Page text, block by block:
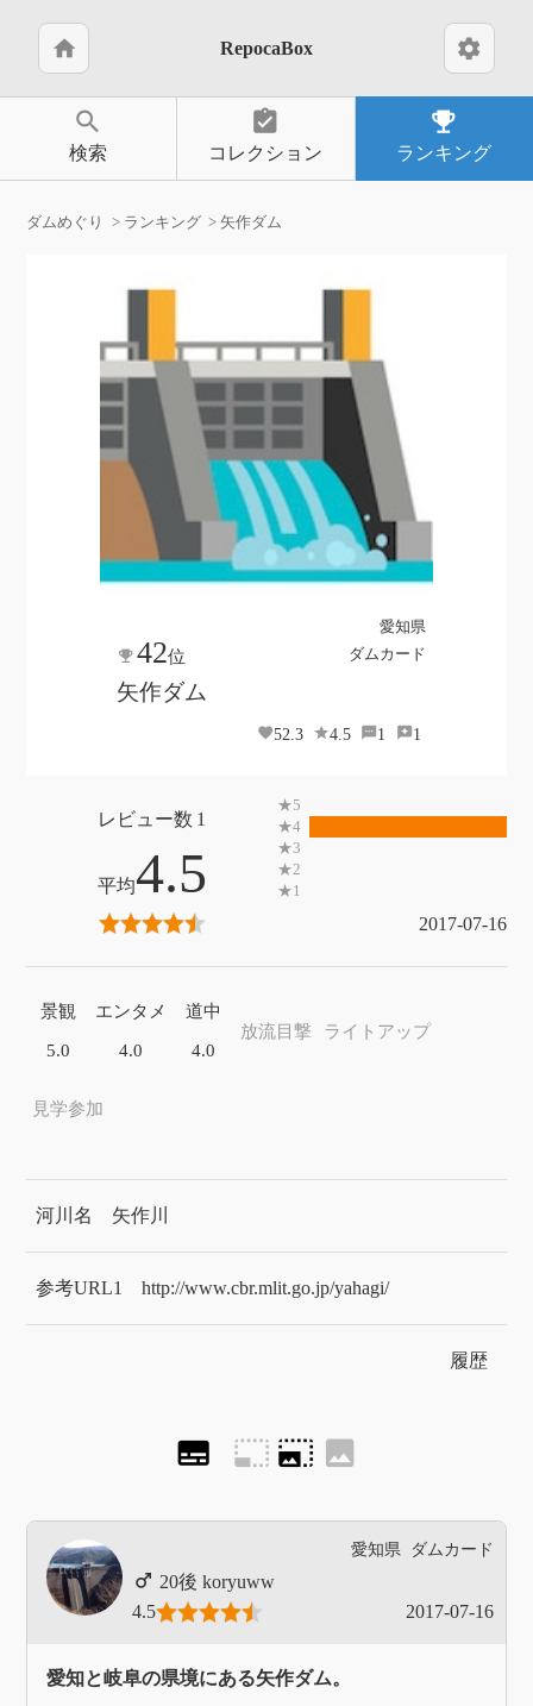
home RepocaBox settings
search
検索
assignment_turned_in
コレクション
emoji_events
ランキング
ダムめぐり ランキング 矢作ダム
愛知県
ダムカード
42位
矢作ダム
52.3 4.5 1 1
1
4.5
2017-07-16
景観
5.0
エンタメ
4.0
道中
4.0
放流目撃 ライトアップ
見学参加
河川名 矢作川
参考URL1 http://www.cbr.mlit.go.jp/yahagi/
履歴
subtitles photo_size_select_small photo_size_select_large image
愛知県 ダムカード
koryuww
4.5
2017-07-16
愛知と岐阜の県境にある矢作ダム。